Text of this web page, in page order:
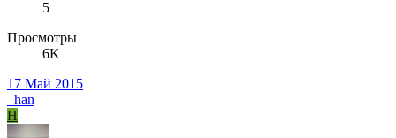
5
Просмотры
6K
17 Май 2015
_han
H